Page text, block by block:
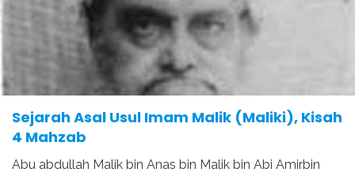
WAFATNYA IMAM MALIKI
Sejarah Asal Usul Imam Malik (Maliki), Kisah
4 Mahzab
Abu abdullah Malik bin Anas bin Malik bin Abi Amirbin